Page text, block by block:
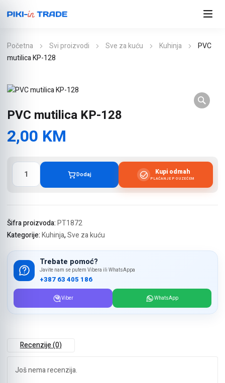
Početna Svi proizvodi Sve za kuću Kuhinja
PVC
mutilica KP-128
PVC mutilica KP-128
2,00 KM
PVC
mutilica
KP-
Dodaj Kupi odmah
PLAĆANJE POUZEĆEM
Šifra proizvoda:PT1872
Kategorije:Kuhinja,Sve za kuću
Trebate pomoć?
Javite nam se putem Vibera ili WhatsAppa
+387 63 405 186
Viber WhatsApp
Recenzije (0)
Još nema recenzija.